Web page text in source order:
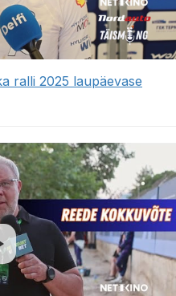
ralli 2025 laupäevase